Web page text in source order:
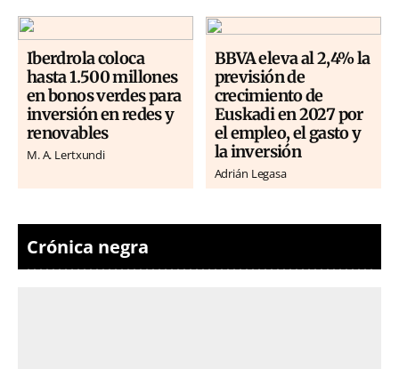
Iberdrola coloca
hasta 1.500 millones
en bonos verdes para
inversión en redes y
renovables
M. A. Lertxundi
BBVA eleva al 2,4% la
previsión de
crecimiento de
Euskadi en 2027 por
el empleo, el gasto y
la inversión
Adrián Legasa
Crónica negra